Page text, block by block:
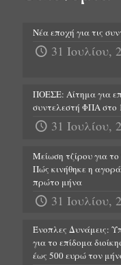
Νέα εποχή για τις
31 Ιουλίου,
ΠΟΕΣΕ: Αίτημα για
συντελεστή ΦΠΑ στο
31 Ιουλίου,
Μείωση τζίρου για
Πώς κινήθηκε η
πρώτο μήνα
31 Ιουλίου,
Ένοπλες Δυνάμεις:
για το επίδομα
έως 500 ευρώ τον